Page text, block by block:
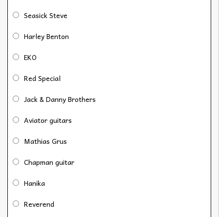
Seasick Steve
Harley Benton
EKO
Red Special
Jack & Danny Brothers
Aviator guitars
Mathias Grus
Chapman guitar
Hanika
Reverend